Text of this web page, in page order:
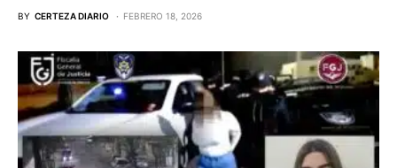
BY CERTEZA DIARIO FEBRERO 18, 2026